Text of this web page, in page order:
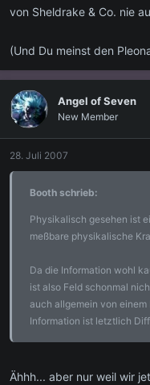
von Sheldrake & Co. nie
(Und Du meinst den
Angel of Seven
New Member
28. Juli 2007
Booth schrieb:
Physikalisch gesehen ist
meßbare physikalische
Da die Information wohl
ist also Feld schonmal
auch allgemein von einem
Information ist letztlich
Ähhh... aber nur weil wir